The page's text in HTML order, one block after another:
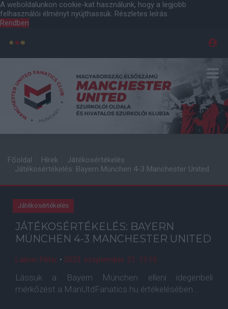
A weboldalunkon cookie-kat használunk, hogy a legjobb
felhasználói élményt nyújthassuk. Részletes leírás
Rendben
Főoldal Hírek
Játékosértékelés
Játékosértékelés: Bayern München 4-3 Manchester United
Játékosértékelés
JÁTÉKOSÉRTÉKELÉS: BAYERN
MÜNCHEN 4-3 MANCHESTER UNITED
Lakner Péter • 2023. szeptember. 21. 13:10
Lássuk a Bayern München elleni idegenbeli
mérkőzést a ManUtdFanatics.hu értékelésében...